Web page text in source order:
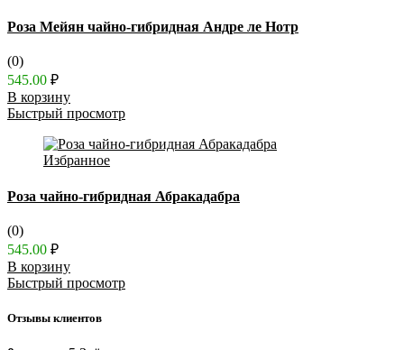
Роза Мейян чайно-гибридная Андре ле Нотр
(0)
545.00 ₽
В корзину
Быстрый просмотр
Избранное
Роза чайно-гибридная Абракадабра
(0)
545.00 ₽
В корзину
Быстрый просмотр
Отзывы клиентов